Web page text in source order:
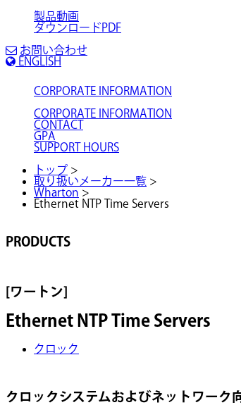
製品動画
ダウンロードPDF
お問い合わせ
ENGLISH
CORPORATE INFORMATION
CORPORATE INFORMATION
CONTACT
GPA
SUPPORT HOURS
トップ >
取り扱いメーカー一覧 >
Wharton >
Ethernet NTP Time Servers
PRODUCTS
[ワートン]
Ethernet NTP Time Servers
クロック
クロックシステムおよびネットワーク